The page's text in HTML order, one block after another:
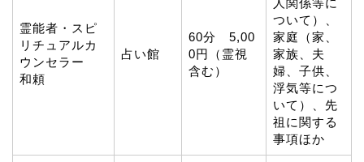
霊能者・スピ
リチュアルカ
ウンセラー
和頼
占い館
60分 5,00
0円（霊視
含む）
人関係等に
ついて）、
家庭（家、
家族、夫
婦、子供、
浮気等につ
いて）、先
祖に関する
事項ほか